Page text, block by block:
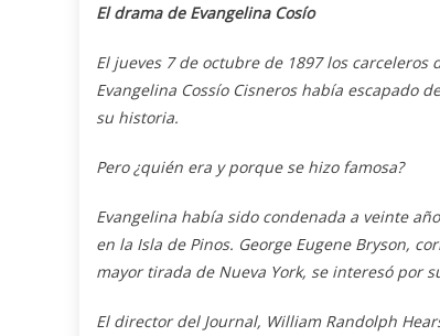
El drama de Evangelina Cosío
El jueves 7 de octubre de 1897 los carceleros
Evangelina Cossío Cisneros había escapado
su historia.
Pero ¿quién era y porque se hizo famosa?
Evangelina había sido condenada a veinte
en la Isla de Pinos. George Eugene Bryson,
mayor tirada de Nueva York, se interesó por
El director del Journal, William Randolph